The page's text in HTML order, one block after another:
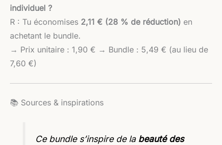
individuel ?
R : Tu économises 2,11 € (28 % de réduction) en
achetant le bundle.
→ Prix unitaire : 1,90 € → Bundle : 5,49 € (au lieu de
7,60 €)
📚 Sources & inspirations
Ce bundle s’inspire de la beauté des